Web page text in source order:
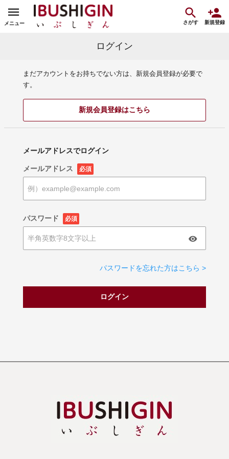
メニュー さがす 新規登録
ログイン
まだアカウントをお持ちでない方は、新規会員登録が必要で
す。
新規会員登録はこちら
メールアドレスでログイン
メールアドレス 必須
パスワード 必須
パスワードを忘れた方はこちら >
ログイン